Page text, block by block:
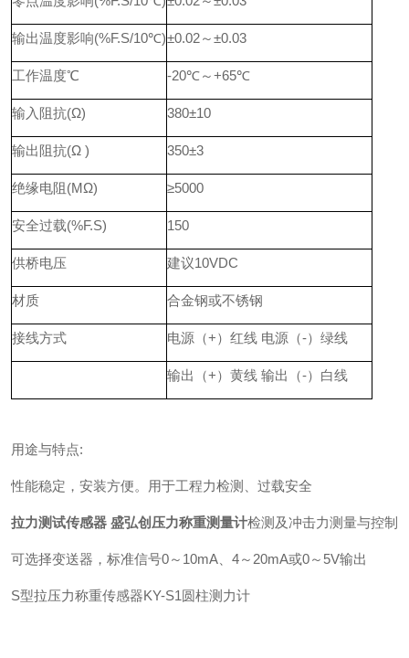
输出温度影响(%F.S/10℃)±0.02～±0.03
工作温度℃ -20℃～+65℃
输入阻抗(Ω) 380±10
输出阻抗(Ω ) 350±3
绝缘电阻(MΩ) ≥5000
安全过载(%F.S) 150
供桥电压 建议10VDC
材质 合金钢或不锈钢
接线方式 电源（+）红线 电源（-）绿线
输出（+）黄线 输出（-）白线
用途与特点:
性能稳定，安装方便。用于工程力检测、过载安全
拉力测试传感器 盛弘创压力称重测量计检测及冲击力测量与控制
可选择变送器，标准信号0～10mA、4～20mA或0～5V输出
S型拉压力称重传感器KY-S1圆柱测力计